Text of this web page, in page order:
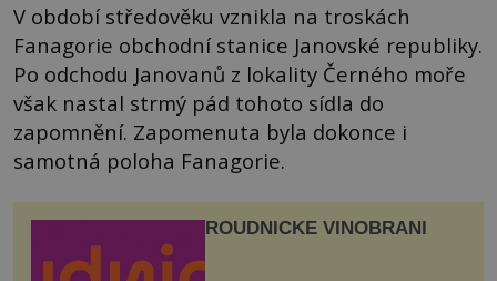
V období středověku vznikla na troskách
Fanagorie obchodní stanice Janovské republiky.
Po odchodu Janovanů z lokality Černého moře
však nastal strmý pád tohoto sídla do
zapomnění. Zapomenuta byla dokonce i
samotná poloha Fanagorie.
ROUDNICKÉ VINOBRANÍ